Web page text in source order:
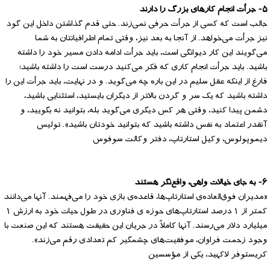
۵- جرأت انجام کارهای بزرگ را دارند
جالب است که کسی از جرأت حرفی نمی‌زند. حتی قدم گذاشتن داخل این گود
نیز جرأت می‌خواهد. از آنجا به بعد نیز، وقتی تمام اطرافیانتان به شما
می‌گویند این کار دیوانگی است، باید جرأت ادامه دادن مسیر خود را داشته
باشید. باید جرأت انجام کاری که فکر می‌کنید درست است را داشته باشید؛
فارغ از اینکه عقل سلیم در این باره چه می‌گوید. و در نهایت، باید جرأت این را
داشته باشید که یک سر و گردن بالاتر از دیگران بایستید، استثنایی باشید،
دشمن پیدا کنید، وقتی هر کس دیگری می‌گوید بله، بتوانید نه بگویید، و
آنقدر اعتماد به نفس داشته باشید که بتوانید خودتان باشید». تولیس
دیموپولوس، وکیل استارتاپ، دفتر وکالت سوفوس
۶- به جای خیالات واهی، واقع‌نگر هستند
«مدیران فوق‌العاده‌ی استارتاپ‌ها، قاعده‌ی بازی خود را می‌فهمند. آنها می‌دانند
کمتر از ۱ درصد استارتاپ‌های حوزه ی فناوری در طول حیات خود به ارزش ۱
میلیارد دلار می‌رسند. آنها کاملاً در جریان این حقیقت هستند که این صنعت با
وجود زحمت فراوان، موفقیت‌های چشمگیر کم تعدادی رقم می‌زند».
کریستوفر لاکهید، یکی از مؤسسین